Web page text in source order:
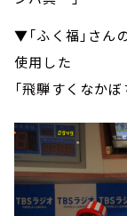
▼「ふく福」さん
使用した
「飛騨すくなか